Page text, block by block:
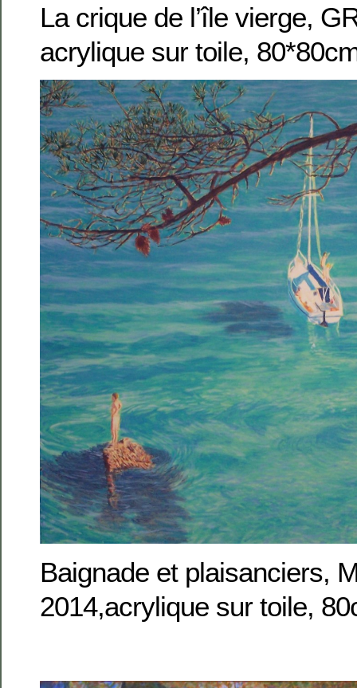
La crique de l’île vierge,
acrylique sur toile,
Baignade et plaisanciers,
2014,acrylique sur toile,